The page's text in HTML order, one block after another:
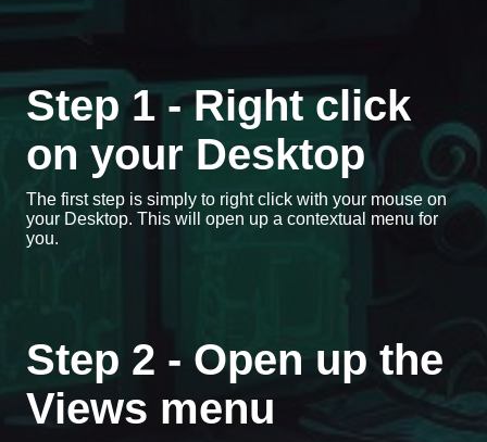
Step 1 - Right click
on your Desktop
The first step is simply to right click with your mouse on
your Desktop. This will open up a contextual menu for
you.
Step 2 - Open up the
Views menu